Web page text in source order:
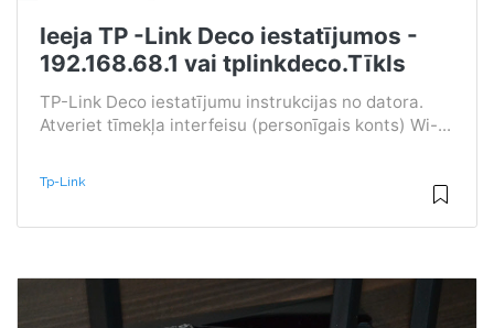
Ieeja TP -Link Deco iestatījumos -
192.168.68.1 vai tplinkdeco.Tīkls
TP-Link Deco iestatījumu instrukcijas no datora.
Atveriet tīmekļa interfeisu (personīgais konts) Wi-...
Tp-Link